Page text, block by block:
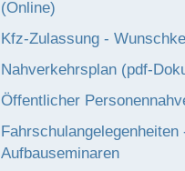
(Online)
Kfz-Zulassung -
Nahverkehrsplan (pdf-
Öffentlicher
Aufbauseminaren